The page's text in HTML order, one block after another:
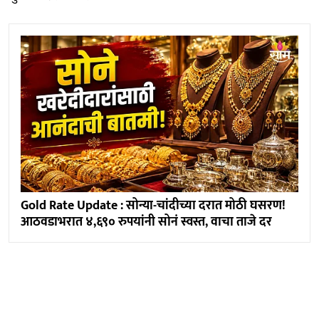
Gold Rate Update : सोन्या-चांदीच्या दरात मोठी घसरण!
आठवडाभरात ४,६९० रुपयांनी सोनं स्वस्त, वाचा ताजे दर